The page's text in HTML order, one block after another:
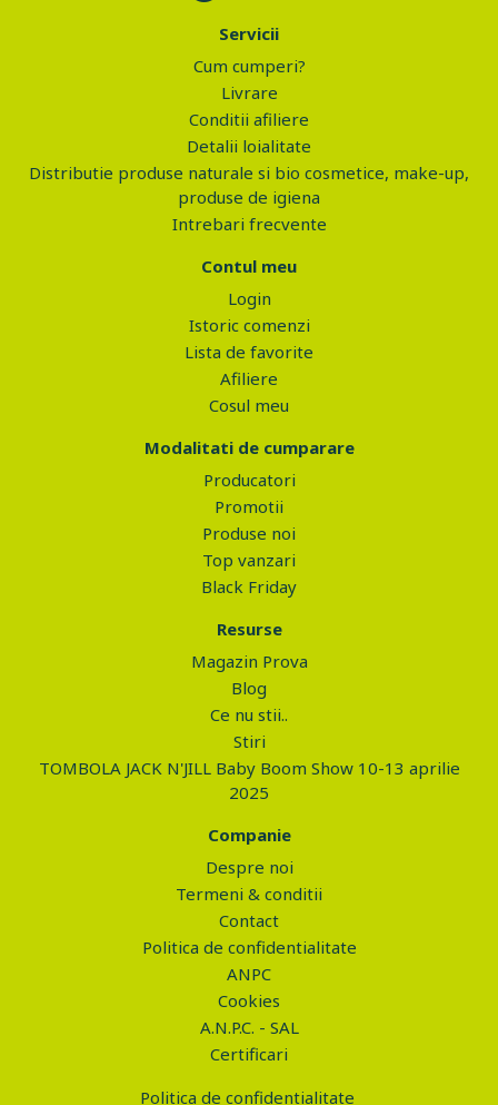
Servicii
Cum cumperi?
Livrare
Conditii afiliere
Detalii loialitate
Distributie produse naturale si bio cosmetice, make-up,
produse de igiena
Intrebari frecvente
Contul meu
Login
Istoric comenzi
Lista de favorite
Afiliere
Cosul meu
Modalitati de cumparare
Producatori
Promotii
Produse noi
Top vanzari
Black Friday
Resurse
Magazin Prova
Blog
Ce nu stii..
Stiri
TOMBOLA JACK N'JILL Baby Boom Show 10-13 aprilie
2025
Companie
Despre noi
Termeni & conditii
Contact
Politica de confidentialitate
ANPC
Cookies
A.N.P.C. - SAL
Certificari
Politica de confidentialitate